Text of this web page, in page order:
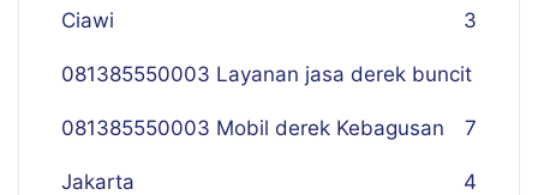
Ciawi 3
081385550003 Layanan jasa derek buncit
7
081385550003 Mobil derek Kebagusan
Jakarta 4